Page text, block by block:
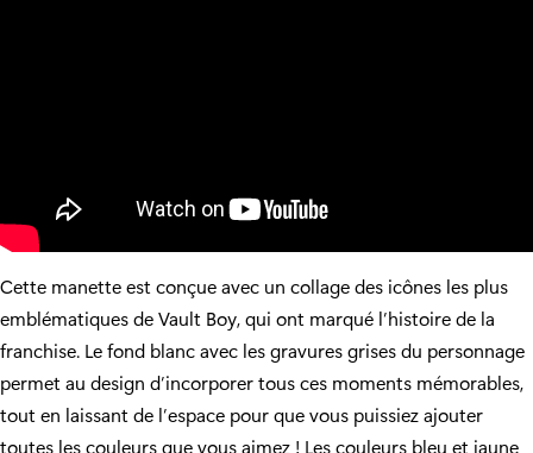
Cette manette est conçue avec un collage des icônes les plus
emblématiques de Vault Boy, qui ont marqué l’histoire de la
franchise. Le fond blanc avec les gravures grises du personnage
permet au design d’incorporer tous ces moments mémorables,
tout en laissant de l’espace pour que vous puissiez ajouter
toutes les couleurs que vous aimez ! Les couleurs bleu et jaune